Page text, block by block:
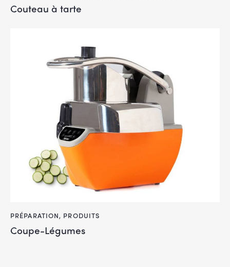
Couteau à tarte
PRÉPARATION, PRODUITS
Coupe-Légumes